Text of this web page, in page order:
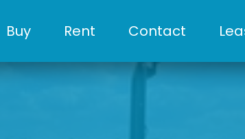
Buy Rent Contact